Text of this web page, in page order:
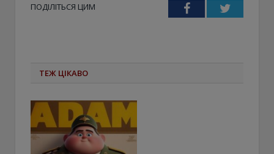
ПОДІЛІТЬСЯ ЦИМ FacebookTwitter
ТЕЖ ЦІКАВО